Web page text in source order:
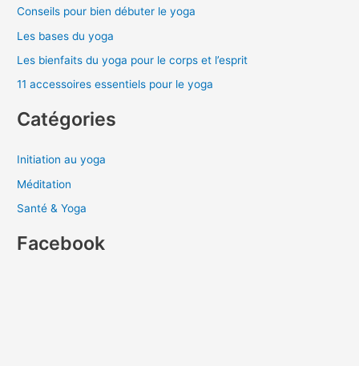
Conseils pour bien débuter le yoga
Les bases du yoga
Les bienfaits du yoga pour le corps et l’esprit
11 accessoires essentiels pour le yoga
Catégories
Initiation au yoga
Méditation
Santé & Yoga
Facebook